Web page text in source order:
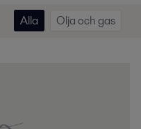
Alla Olja och gas